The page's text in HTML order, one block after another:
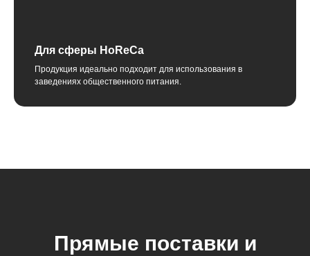
Для сферы HoReCa
Продукция идеально подходит для использования в
заведениях общественного питания.
Прямые поставки и